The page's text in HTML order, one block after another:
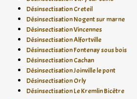
Désinsectisation Creteil
Désinsectisation Nogent sur marne
Désinsectisation Vincennes
Désinsectisation Alfortville
Désinsectisation Fontenay sous bois
Désinsectisation Cachan
Désinsectisation Joinville le pont
Désinsectisation Orly
Désinsectisation Le Kremlin Bicêtre